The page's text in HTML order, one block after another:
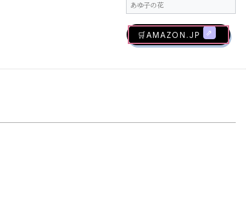
あゆ子の花
🛒AMAZON.jp